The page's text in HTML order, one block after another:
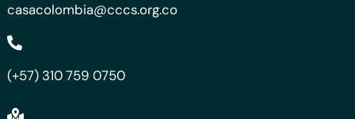
casacolombia@cccs.org.co
(+57) 310 759 0750